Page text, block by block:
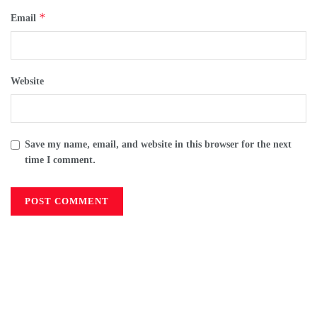
Email *
Website
Save my name, email, and website in this browser for the next
time I comment.